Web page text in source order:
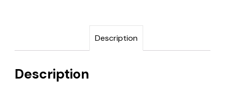
Description
Description